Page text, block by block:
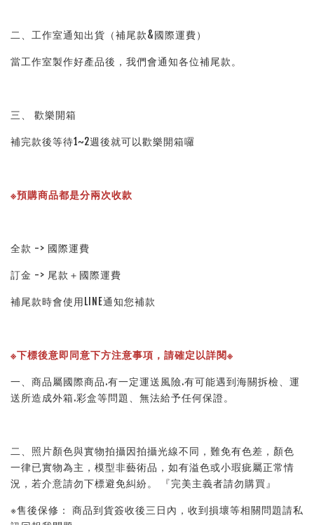
二、工作室通知出貨（補尾款&國際運費）
當工作室製作好產品後，我們會通知各位補尾款。
三、 歡樂開箱
補完款後等待1~2週後就可以歡樂開箱囉
※預購商品都是分兩次收款
全款 -> 國際運費
訂金 -> 尾款＋國際運費
補尾款時會使用LINE通知您補款
※下標後意即同意下方注意事項，請確定以詳閱※
一、商品屬國際商品.有一定運送風險.有可能遇到海關拆檢、運
送所造成外箱.彩盒等問題、無法給予任何保證。
二、照片顏色與實物拍攝因拍攝光線不同，難免有色差，顏色
一律已實物為主，模型非藝術品，如有溢色或小瑕疵屬正常情
況，若介意請勿下標避免糾紛。 『完美主義者請勿購買』
※售後保修： 商品到貨簽收後三日內，收到損壞等相關問題請私